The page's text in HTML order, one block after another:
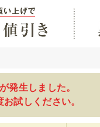
発生しました。
試しください。